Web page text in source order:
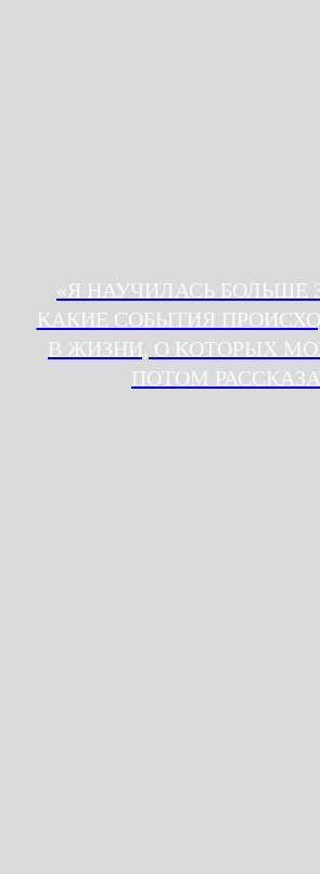
«Я НАУЧИЛАСЬ БОЛЬШЕ
КАКИЕ СОБЫТИЯ
В ЖИЗНИ, О КОТОРЫХ
ПОТОМ
created
by gigitalica